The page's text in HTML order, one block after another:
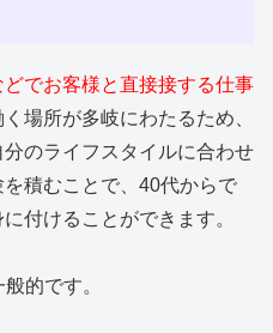
でお客様と直接接する仕事
場所が多岐にわたるため、
のライフスタイルに合わせ
積むことで、40代からで
付けることができます。
般的です。